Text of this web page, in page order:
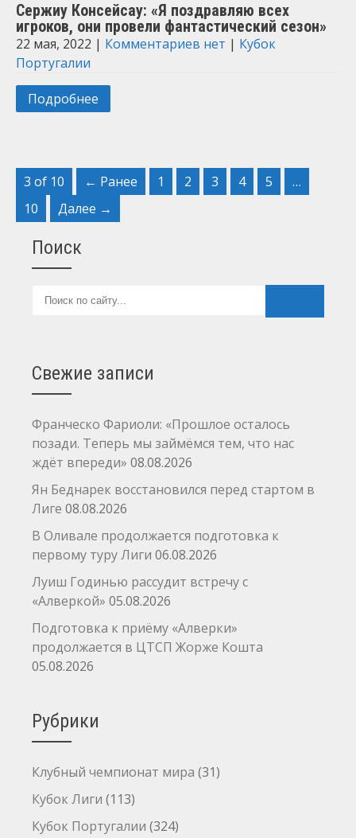
Сержиу Консейсау: «Я поздравляю всех
игроков, они провели фантастический сезон»
22 мая, 2022 | Комментариев нет | Кубок
Португалии
Подробнее
3 of 10 ← Ранее 1 2 3 4 5
…
10
Далее →
Поиск
Свежие записи
Франческо Фариоли: «Прошлое осталось
позади. Теперь мы займёмся тем, что нас
ждёт впереди» 08.08.2026
Ян Беднарек восстановился перед стартом в
Лиге 08.08.2026
В Оливале продолжается подготовка к
первому туру Лиги 06.08.2026
Луиш Годинью рассудит встречу с
«Алверкой» 05.08.2026
Подготовка к приёму «Алверки»
продолжается в ЦТСП Жорже Кошта
05.08.2026
Рубрики
Клубный чемпионат мира (31)
Кубок Лиги (113)
Кубок Португалии (324)